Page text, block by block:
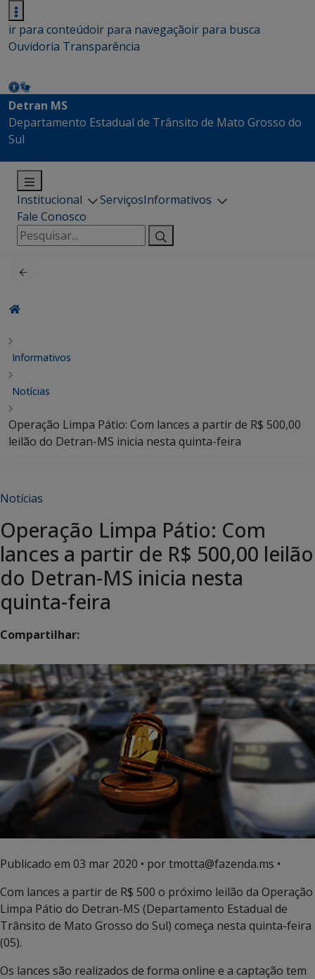
ir para conteúdoir para navegaçãoir para busca
Ouvidoria Transparência
Detran MS
Departamento Estadual de Trânsito de Mato Grosso do
Sul
Institucional ServiçosInformativos
Fale Conosco
Pesquisar
por:
Informativos
Notícias
Operação Limpa Pátio: Com lances a partir de R$ 500,00
leilão do Detran-MS inicia nesta quinta-feira
Notícias
Operação Limpa Pátio: Com
lances a partir de R$ 500,00 leilão
do Detran-MS inicia nesta
quinta-feira
Compartilhar:
Publicado em 03 mar 2020 • por tmotta@fazenda.ms •
Com lances a partir de R$ 500 o próximo leilão da Operação
Limpa Pátio do Detran-MS (Departamento Estadual de
Trânsito de Mato Grosso do Sul) começa nesta quinta-feira
(05).
Os lances são realizados de forma online e a captação tem